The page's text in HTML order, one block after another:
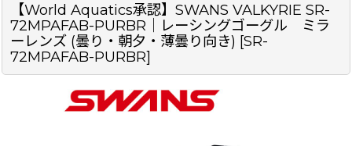
【World Aquatics承認】SWANS VALKYRIE SR-
72MPAFAB-PURBR｜レーシングゴーグル ミラ
ーレンズ (曇り・朝夕・薄曇り向き) [SR-
72MPAFAB-PURBR]